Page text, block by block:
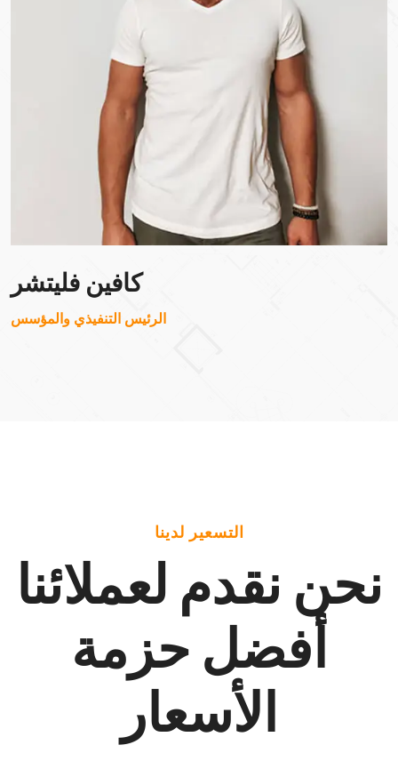
كافين فليتشر
الرئيس التنفيذي والمؤسس
التسعير لدينا
نحن نقدم لعملائنا
أفضل حزمة
الأسعار